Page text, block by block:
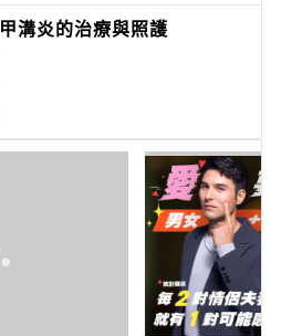
甲溝炎的治療與照護